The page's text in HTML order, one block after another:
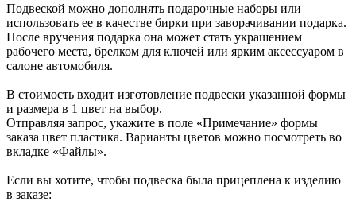
Подвеской можно дополнять подарочные наборы или
использовать ее в качестве бирки при заворачивании подарка.
После вручения подарка она может стать украшением
рабочего места, брелком для ключей или ярким аксессуаром в
салоне автомобиля.
В стоимость входит изготовление подвески указанной формы
и размера в 1 цвет на выбор.
Отправляя запрос, укажите в поле «Примечание» формы
заказа цвет пластика. Варианты цветов можно посмотреть во
вкладке «Файлы».
Если вы хотите, чтобы подвеска была прицеплена к изделию
в заказе: